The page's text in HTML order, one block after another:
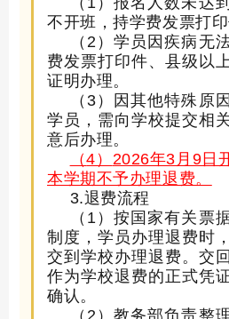
不开班，持学费发票打
（ 2 ） 学员因疾病无
费发票打印件、县级以
证明办理。
（ 3 ） 因其他特殊原因
学员 ， 需向学校提交相
意后办理。
（4） 2026年3月9日
本学期不予办理退费。
3.退费流程
（ 1）按国家有关票
制度，学员办理退费时
交到学校办理退费。交
作为学校退费的正式凭
确认。